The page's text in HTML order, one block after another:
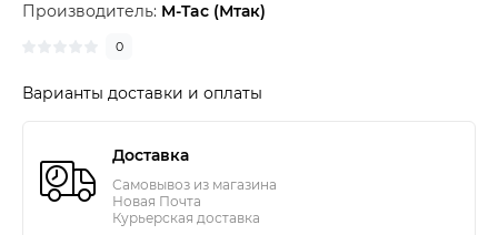
Производитель: M-Tac (Мтак)
0
Варианты доставки и оплаты
Доставка
Самовывоз из магазина
Новая Почта
Курьерская доставка